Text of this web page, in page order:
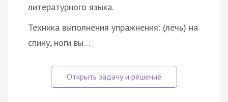
литературного языка.
Техника выполнения упражнения: (лечь) на
спину, ноги вы…